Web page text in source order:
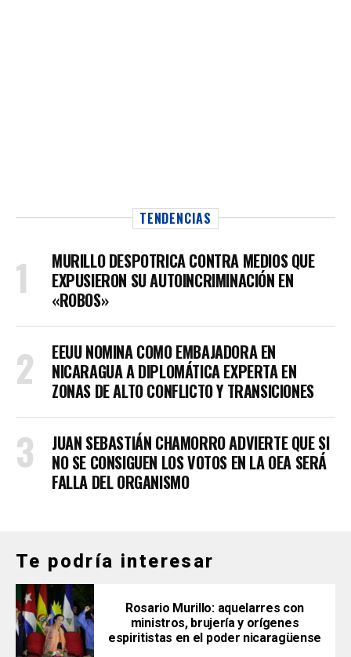
TENDENCIAS
MURILLO DESPOTRICA CONTRA MEDIOS QUE
EXPUSIERON SU AUTOINCRIMINACIÓN EN
«ROBOS»
EEUU NOMINA COMO EMBAJADORA EN
NICARAGUA A DIPLOMÁTICA EXPERTA EN
ZONAS DE ALTO CONFLICTO Y TRANSICIONES
JUAN SEBASTIÁN CHAMORRO ADVIERTE QUE SI
NO SE CONSIGUEN LOS VOTOS EN LA OEA SERÁ
FALLA DEL ORGANISMO
Te podría interesar
Rosario Murillo: aquelarres con
ministros, brujería y orígenes
espiritistas en el poder nicaragüense